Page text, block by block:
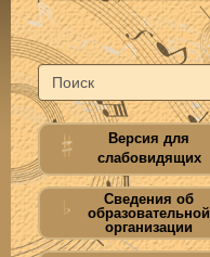
Версия для
слабовидящих
Сведения об
образовательной
организации